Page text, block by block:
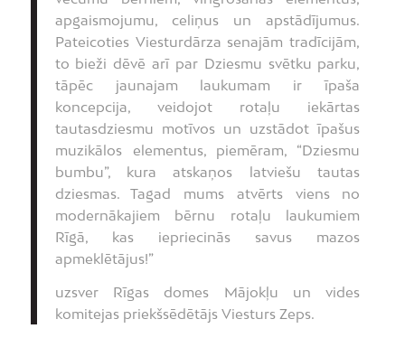
apgaismojumu, celiņus un apstādījumus.
Pateicoties Viesturdārza senajām tradīcijām,
to bieži dēvē arī par Dziesmu svētku parku,
tāpēc jaunajam laukumam ir īpaša
koncepcija, veidojot rotaļu iekārtas
tautasdziesmu motīvos un uzstādot īpašus
muzikālos elementus, piemēram, “Dziesmu
bumbu”, kura atskaņos latviešu tautas
dziesmas. Tagad mums atvērts viens no
modernākajiem bērnu rotaļu laukumiem
Rīgā, kas iepriecinās savus mazos
apmeklētājus!”
uzsver Rīgas domes Mājokļu un vides
komitejas priekšsēdētājs Viesturs Zeps.